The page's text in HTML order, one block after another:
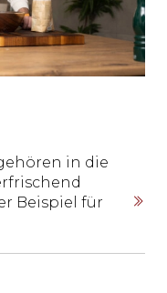
in die
Beispiel für
im